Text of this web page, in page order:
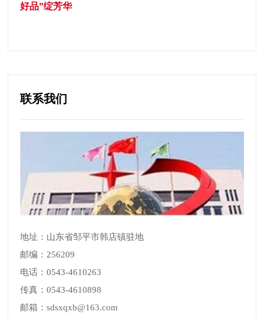
好品”绽芳华
联系我们
地址：山东省邹平市韩店镇驻地
邮编：256209
电话：0543-4610263
传真：0543-4610898
邮箱：sdsxqxb@163.com